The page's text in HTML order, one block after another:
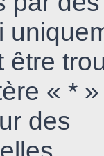
être
« * »
des